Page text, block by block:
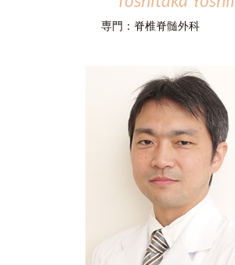
専門： 脊椎脊髄外科